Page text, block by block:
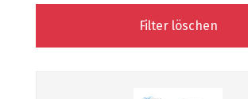
Filter löschen